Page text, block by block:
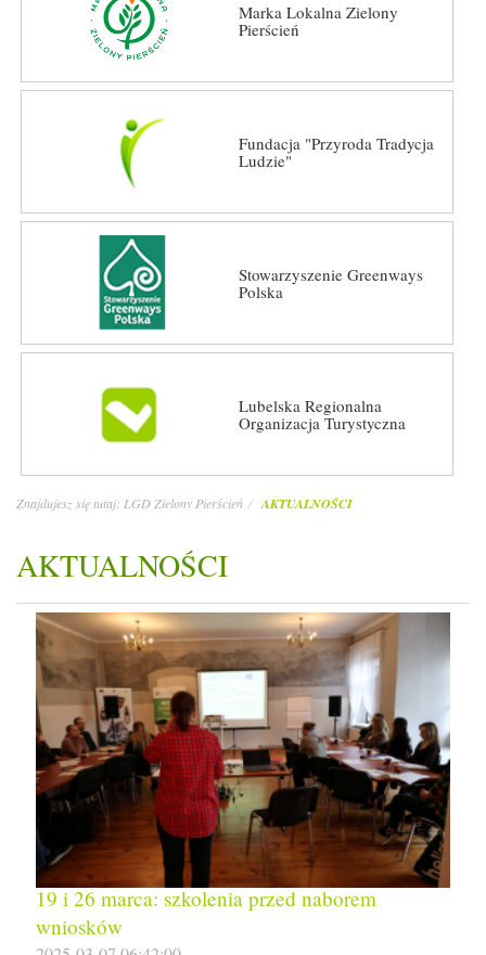
Marka Lokalna Zielony
Pierścień
Fundacja "Przyroda Tradycja
Ludzie"
Stowarzyszenie Greenways
Polska
Lubelska Regionalna
Organizacja Turystyczna
Znajdujesz się tutaj: LGD Zielony Pierścień AKTUALNOŚCI
AKTUALNOŚCI
19 i 26 marca: szkolenia przed naborem
wniosków